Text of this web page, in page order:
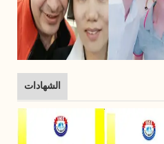
الشهادات